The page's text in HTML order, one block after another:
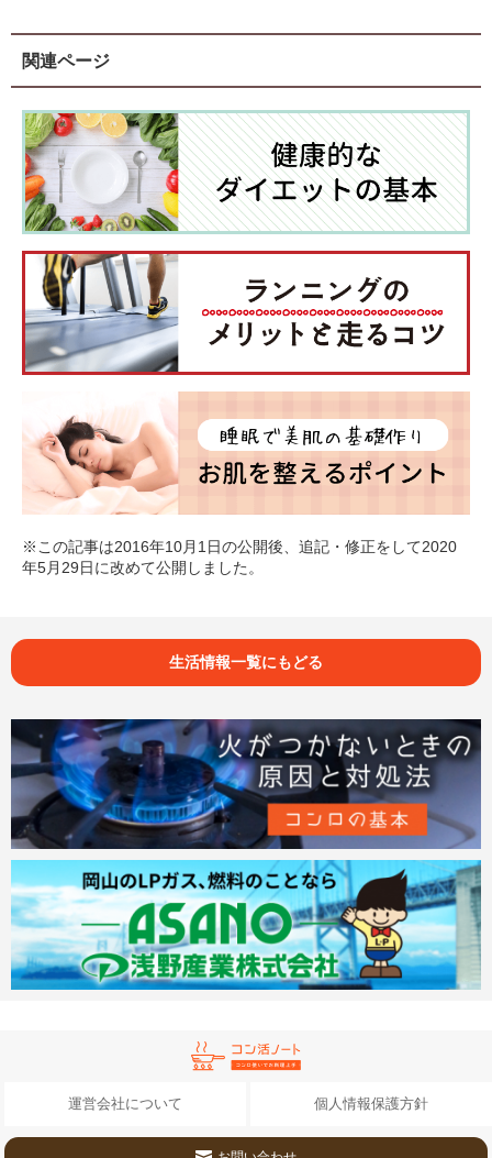
関連ページ
※この記事は2016年10月1日の公開後、追記・修正をして2020
年5月29日に改めて公開しました。
生活情報一覧にもどる
運営会社について 個人情報保護方針